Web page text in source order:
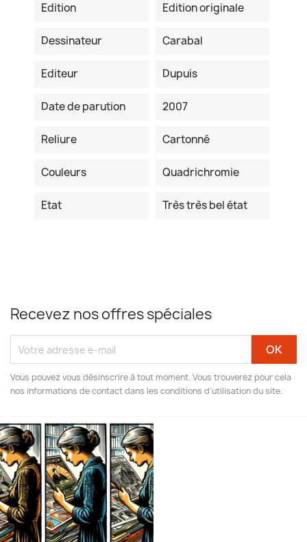
Edition
Edition originale
Dessinateur Carabal
Editeur Dupuis
Date de parution 2007
Reliure Cartonné
Couleurs Quadrichromie
Etat Très très bel état
Recevez nos offres spéciales
Vous pouvez vous désinscrire à tout moment. Vous trouverez pour cela
nos informations de contact dans les conditions d'utilisation du site.